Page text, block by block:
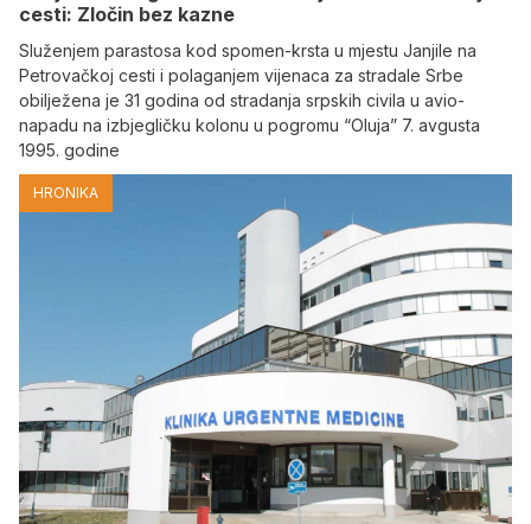
cesti: Zločin bez kazne
Služenjem parastosa kod spomen-krsta u mjestu Janjile na
Petrovačkoj cesti i polaganjem vijenaca za stradale Srbe
obilježena je 31 godina od stradanja srpskih civila u avio-
napadu na izbjegličku kolonu u pogromu “Oluja” 7. avgusta
1995. godine
HRONIKA